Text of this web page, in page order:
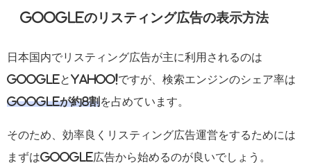
Googleのリスティング広告の表示方法
日本国内でリスティング広告が主に利用されるのは
GoogleとYahoo!ですが、検索エンジンのシェア率は
Googleが約8割 を占めています。
そのため、効率良くリスティング広告運営をするためには
まずはGoogle広告から始めるのが良いでしょう。